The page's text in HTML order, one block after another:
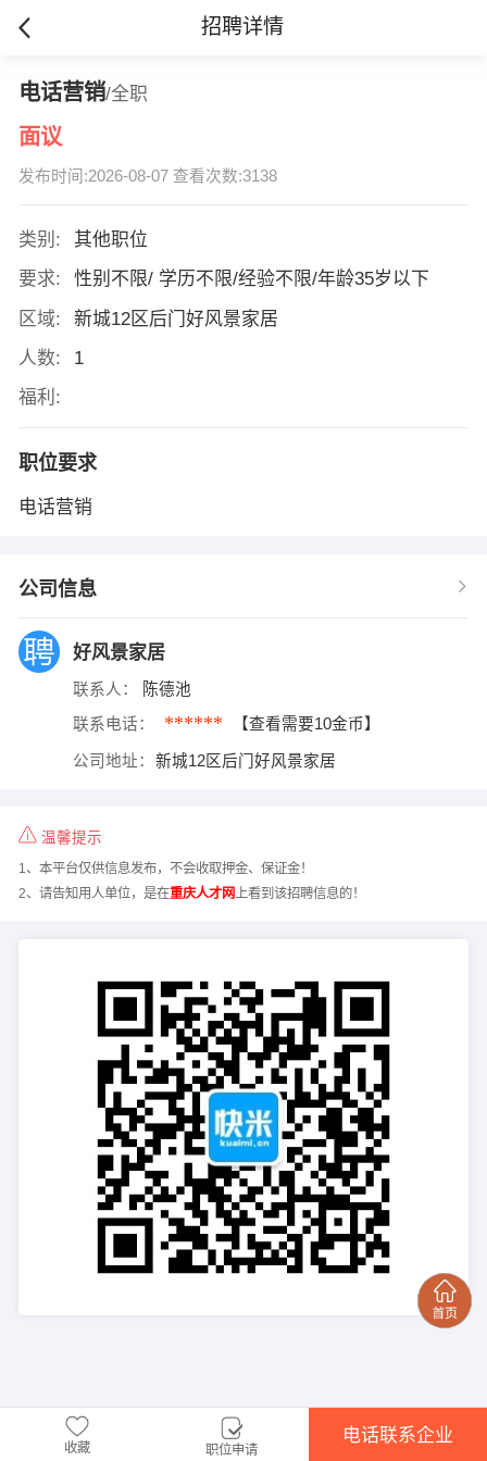
招聘详情
电话营销/全职
面议
发布时间:2026-08-07 查看次数:3138
类别:
其他职位
要求:
性别不限/ 学历不限/经验不限/年龄35岁以下
区域:
新城12区后门好风景家居
人数:
1
福利:
职位要求
电话营销
公司信息
好风景家居
联系人： 陈德池
联系电话： ****** 【查看需要10金币】
公司地址： 新城12区后门好风景家居
温馨提示
1、本平台仅供信息发布，不会收取押金、保证金！
2、请告知用人单位，是在重庆人才网上看到该招聘信息的！
收藏 职位申请
电话联系企业